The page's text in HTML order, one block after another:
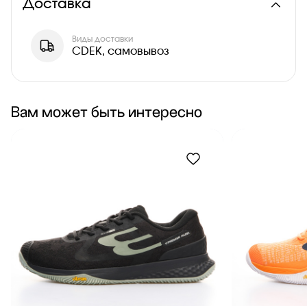
Доставка
Виды доставки
CDEK, самовывоз
Вам может быть интересно